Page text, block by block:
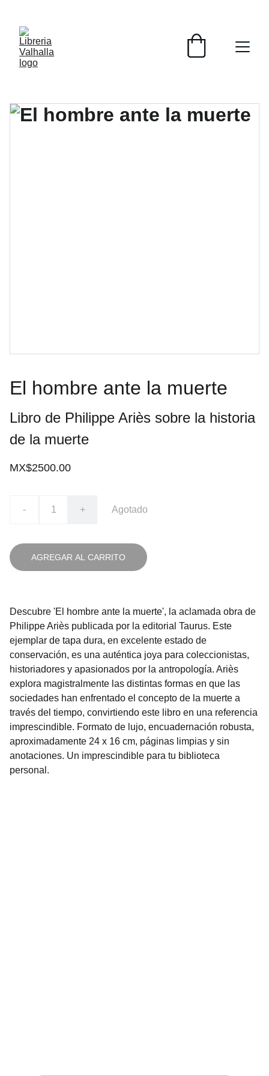
El hombre ante la muerte
Libro de Philippe Ariès sobre la historia
de la muerte
MX$2500.00
- + Agotado
AGREGAR AL CARRITO
Descubre 'El hombre ante la muerte', la aclamada obra de
Philippe Ariès publicada por la editorial Taurus. Este
ejemplar de tapa dura, en excelente estado de
conservación, es una auténtica joya para coleccionistas,
historiadores y apasionados por la antropología. Ariès
explora magistralmente las distintas formas en que las
sociedades han enfrentado el concepto de la muerte a
través del tiempo, convirtiendo este libro en una referencia
imprescindible. Formato de lujo, encuadernación robusta,
aproximadamente 24 x 16 cm, páginas limpias y sin
anotaciones. Un imprescindible para tu biblioteca
personal.